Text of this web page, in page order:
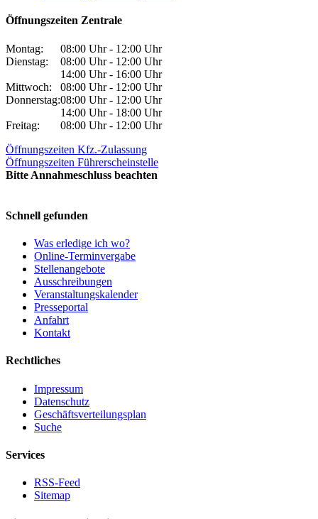
Öffnungszeiten Zentrale
Montag:
08:00 Uhr - 12:00 Uhr
Dienstag:
08:00 Uhr - 12:00 Uhr
14:00 Uhr - 16:00 Uhr
Mittwoch:
08:00 Uhr - 12:00 Uhr
Donnerstag:08:00 Uhr - 12:00 Uhr
14:00 Uhr - 18:00 Uhr
Freitag:
08:00 Uhr - 12:00 Uhr
Öffnungszeiten Kfz.-Zulassung
Öffnungszeiten Führerscheinstelle
Bitte Annahmeschluss beachten
Schnell gefunden
Was erledige ich wo?
Online-Terminvergabe
Stellenangebote
Ausschreibungen
Veranstaltungskalender
Presseportal
Anfahrt
Kontakt
Rechtliches
Impressum
Datenschutz
Geschäftsverteilungsplan
Suche
Services
RSS-Feed
Sitemap